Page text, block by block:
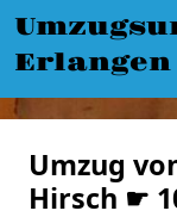
Erlangen
Umzug
Hirsch ☛